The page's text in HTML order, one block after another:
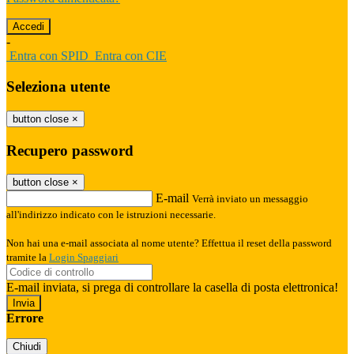
-
Entra con SPID Entra con CIE
Seleziona utente
button close ×
Recupero password
button close ×
E-mail Verrà inviato un messaggio
all'indirizzo indicato con le istruzioni necessarie.
Non hai una e-mail associata al nome utente? Effettua il reset della password
tramite la Login Spaggiari
E-mail inviata, si prega di controllare la casella di posta elettronica!
Errore
Chiudi